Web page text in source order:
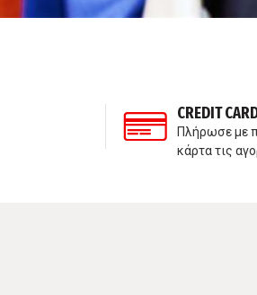
CREDIT
Πλήρωσε με
κάρτα τις